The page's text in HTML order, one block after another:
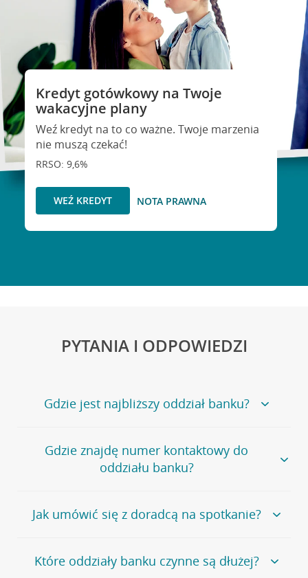
Kredyt gotówkowy na Twoje
wakacyjne plany
Weź kredyt na to co ważne. Twoje marzenia
nie muszą czekać!
RRSO: 9,6%
WEŹ KREDYT NOTA PRAWNA
PYTANIA I ODPOWIEDZI
Gdzie jest najbliższy oddział banku?
Jeśli szukasz oddziału naszego banku, zapraszamy na
stronęPlacówki i bankomaty, na której znajduje się
wygodna wyszukiwarka.
oddziałów
Gdzie znajdę numer kontaktowy do
oddziału banku?
Bank Credit Agricole nie udostępnia ogólnego numeru
telefonu do placówki bankowej.
umówienia się z doradcą w placówce bankowej .
Jak umówić się z doradcą na spotkanie?
Jeśli jesteś już naszym
klientemmożeszsamodzielnieumówić się na spotkanie z
Które oddziały banku czynne są dłużej?